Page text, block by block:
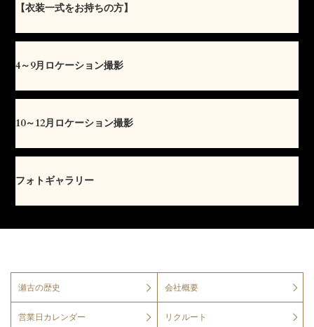
【衣装一式をお持ちの方】
4～9月ロケーション撮影
10～12月ロケーション撮影
フォトギャラリー
瀬古の歴史 会社概要
営業日カレンダー リクルート